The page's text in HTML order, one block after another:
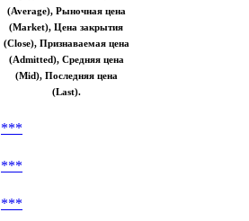
(Average), Рыночная цена
(Market), Цена закрытия
(Close), Признаваемая цена
(Admitted), Средняя цена
(Mid), Последняя цена
(Last).
***
***
***